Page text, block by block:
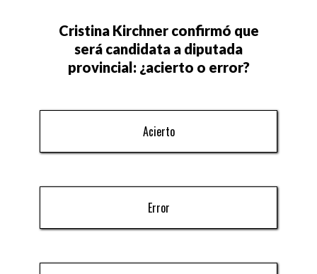
Cristina Kirchner confirmó que
será candidata a diputada
provincial: ¿acierto o error?
Acierto
Error